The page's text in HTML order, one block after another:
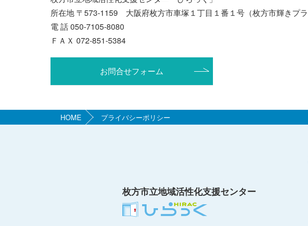
所在地 〒573-1159 大阪府枚方市車塚１丁目１番１号（枚方市輝きプ
電 話 050-7105-8080
ＦＡＸ 072-851-5384
お問合せフォーム
HOME プライバシーポリシー
枚方市立地域活性化支援センター